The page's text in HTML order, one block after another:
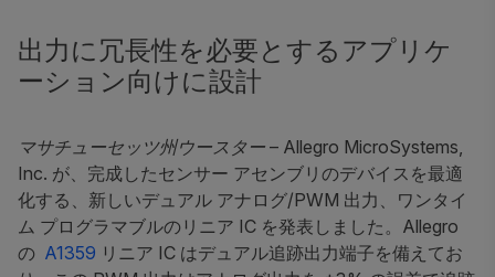
出力に冗長性を必要とするアプリケ
ーション向けに設計
マサチューセッツ州ウースター – Allegro MicroSystems,
Inc. が、完成したセンサー アセンブリのデバイスを最適
化する、新しいデュアル アナログ/PWM 出力、ワンタイ
ム プログラマブルのリニア IC を発表しました。Allegro
の A1359 リニア IC はデュアル追跡出力端子を備えてお